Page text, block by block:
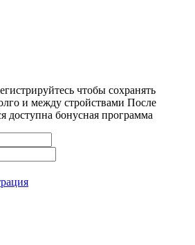
чтобы сохранять
и между стройствами После
доступна бонусная программа